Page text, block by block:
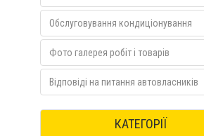
Обслуговування кондиціонування
Фото галерея робіт і товарів
Відповіді на питання автовласників
КАТЕГОРІЇ